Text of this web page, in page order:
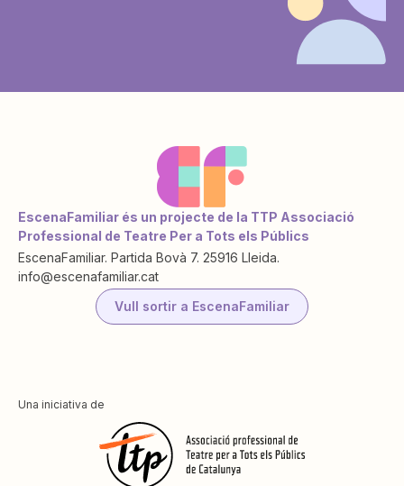
EscenaFamiliar és un projecte de la TTP Associació
Professional de Teatre Per a Tots els Públics
EscenaFamiliar. Partida Bovà 7. 25916 Lleida.
info@escenafamiliar.cat
Vull sortir a EscenaFamiliar
Una iniciativa de